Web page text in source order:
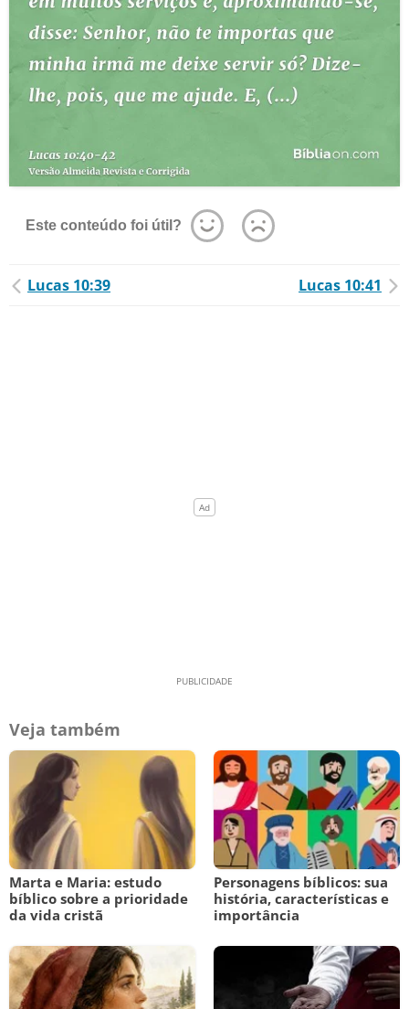
Este conteúdo foi útil?
Lucas 10:39 Lucas 10:41
Veja também
Marta e Maria: estudo
bíblico sobre a prioridade
da vida cristã
Personagens bíblicos: sua
história, características e
importância